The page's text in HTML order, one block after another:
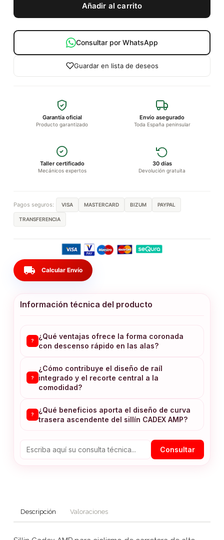
Añadir al carrito
Consultar por WhatsApp
Guardar en lista de deseos
Garantía oficial
Producto garantizado
Envío asegurado
Toda España peninsular
Taller certificado
Mecánicos expertos
30 días
Devolución gratuita
Pagos seguros: VISA MASTERCARD BIZUM PAYPAL
TRANSFERENCIA
local_shipping Calcular Envío
Información técnica del producto
?
¿Qué ventajas ofrece la forma coronada
con descenso rápido en las alas?
?
¿Cómo contribuye el diseño de raíl
integrado y el recorte central a la
comodidad?
?
¿Qué beneficios aporta el diseño de curva
trasera ascendente del sillín CADEX AMP?
Consultar
Descripción Valoraciones